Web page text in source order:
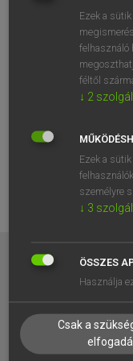
EGYÉNI
TANULÓKNAK
VÁLLALATI
Ezek a
felhasználó
féltől
↓ 2
Ezek a
személyre
↓ 3
ÖSSZES
Használja
Csak a